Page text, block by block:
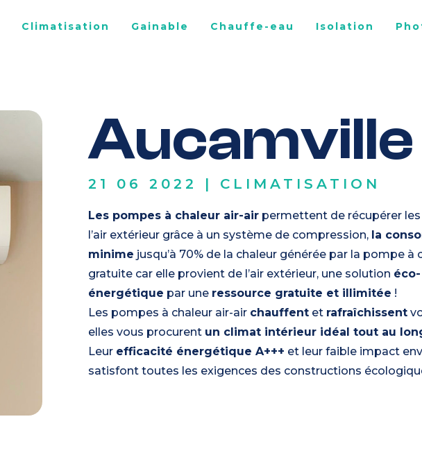
Climatisation Gainable Chauffe-eau Isolation
Aucamville
21 06 2022 | CLIMATISATION
Les pompes à chaleur air-air permettent de récupérer
l’air extérieur grâce à un système de compression, la
minime jusqu’à 70% de la chaleur générée par la pompe à
gratuite car elle provient de l’air extérieur, une solution éco-
énergétique par une ressource gratuite et illimitée !
Les pompes à chaleur air-air chauffent et rafraîchissent
elles vous procurent un climat intérieur idéal tout au
Leur efficacité énergétique A+++ et leur faible impact
satisfont toutes les exigences des constructions